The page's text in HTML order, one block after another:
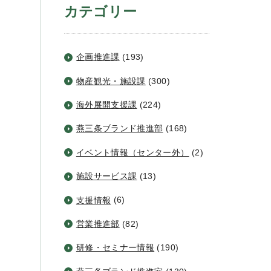
カテゴリー
企画推進課 (193)
物産観光・施設課 (300)
海外展開支援課 (224)
燕三条ブランド推進部 (168)
イベント情報（センター外） (2)
施設サービス課 (13)
支援情報 (6)
営業推進部 (82)
研修・セミナー情報 (190)